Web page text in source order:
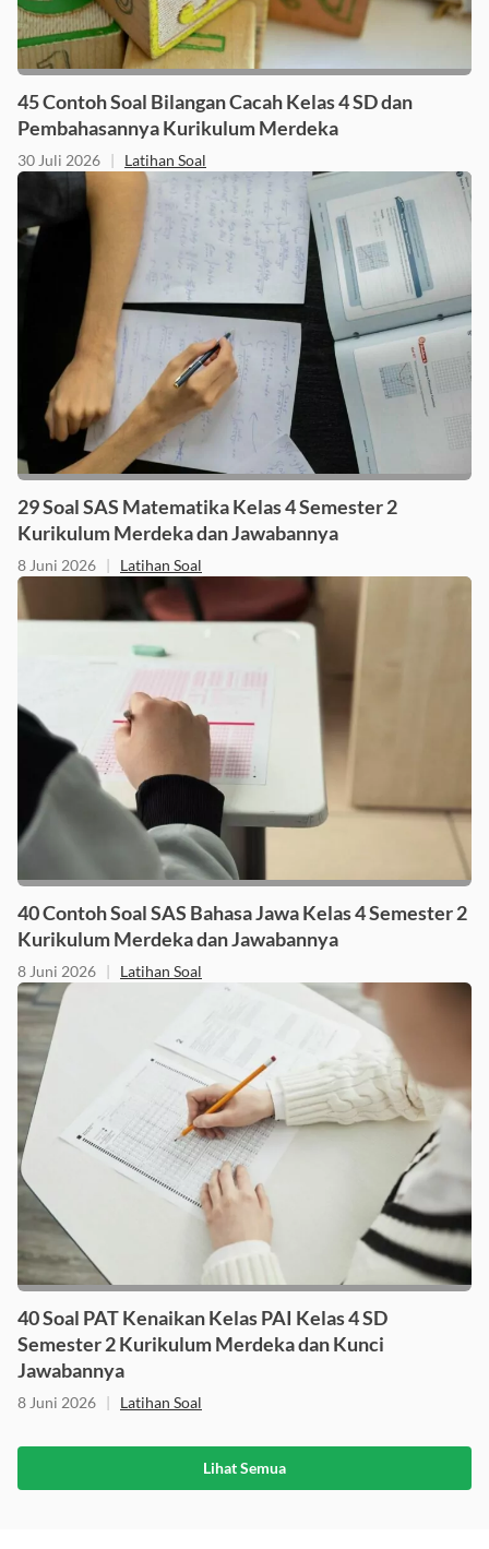
45 Contoh Soal Bilangan Cacah Kelas 4 SD dan
Pembahasannya Kurikulum Merdeka
30 Juli 2026 | Latihan Soal
29 Soal SAS Matematika Kelas 4 Semester 2
Kurikulum Merdeka dan Jawabannya
8 Juni 2026 | Latihan Soal
40 Contoh Soal SAS Bahasa Jawa Kelas 4 Semester 2
Kurikulum Merdeka dan Jawabannya
8 Juni 2026 | Latihan Soal
40 Soal PAT Kenaikan Kelas PAI Kelas 4 SD
Semester 2 Kurikulum Merdeka dan Kunci
Jawabannya
8 Juni 2026 | Latihan Soal
Lihat Semua